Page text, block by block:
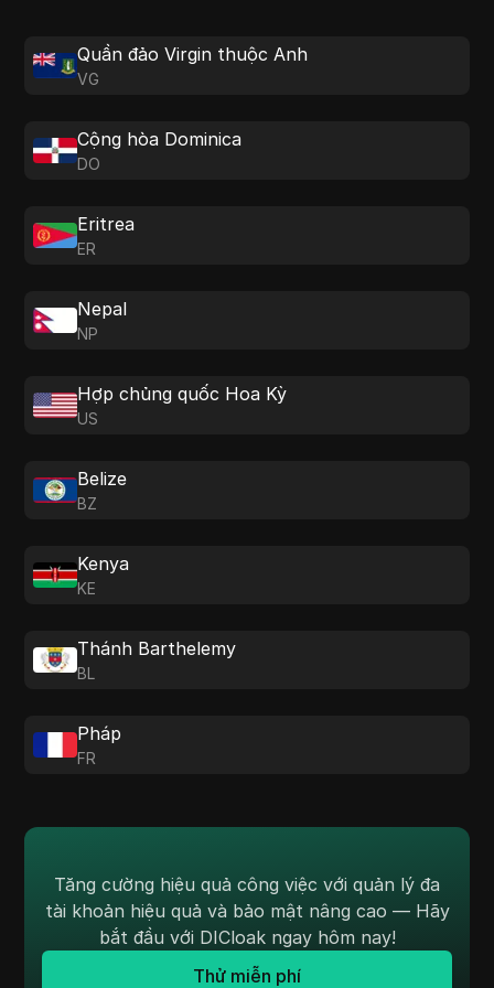
Quần đảo Virgin thuộc Anh
VG
Cộng hòa Dominica
DO
Eritrea
ER
Nepal
NP
Hợp chủng quốc Hoa Kỳ
US
Belize
BZ
Kenya
KE
Thánh Barthelemy
BL
Pháp
FR
Tăng cường hiệu quả công việc với quản lý đa
tài khoản hiệu quả và bảo mật nâng cao — Hãy
bắt đầu với DICloak ngay hôm nay!
Thử miễn phí